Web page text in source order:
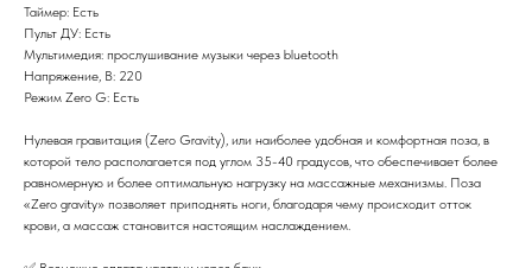
Таймер: Есть
Пульт ДУ: Есть
Мультимедия: прослушивание музыки через bluetooth
Напряжение, В: 220
Режим Zero G: Есть
Нулевая гравитация (Zero Gravity), или наиболее удобная и комфортная поза, в
которой тело располагается под углом 35-40 градусов, что обеспечивает более
равномерную и более оптимальную нагрузку на массажные механизмы. Поза
«Zero gravity» позволяет приподнять ноги, благодаря чему происходит отток
крови, а массаж становится настоящим наслаждением.